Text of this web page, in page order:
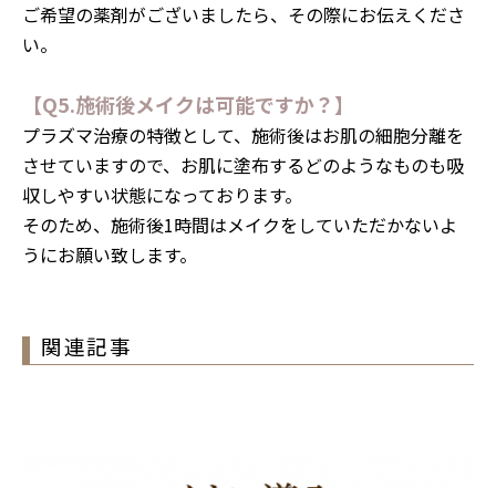
ご希望の薬剤がございましたら、その際にお伝えくださ
い。
【Q5.施術後メイクは可能ですか？】
プラズマ治療の特徴として、施術後はお肌の細胞分離を
させていますので、お肌に塗布するどのようなものも吸
収しやすい状態になっております。
そのため、施術後1時間はメイクをしていただかないよ
うにお願い致します。
関連記事